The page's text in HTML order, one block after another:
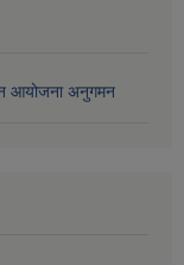
आयोजना अनुगमन